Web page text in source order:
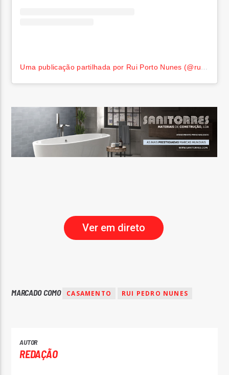
Uma publicação partilhada por Rui Porto Nunes (@ruiportonunes)
Ver em direto
MARCADO COMO CASAMENTO RUI PEDRO NUNES
AUTOR
REDAÇÃO